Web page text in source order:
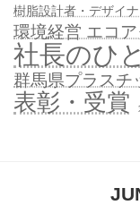
樹脂設計者・デザイ
環境経営 エコ
社長のひ
群馬県プラスチ
表彰・受賞